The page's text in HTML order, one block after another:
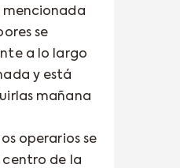
mencionada
se
a lo largo
y está
mañana
operarios se
de la